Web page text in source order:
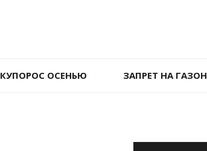
КУПОРОС ОСЕНЬЮ ЗАПРЕТ НА ГАЗОН